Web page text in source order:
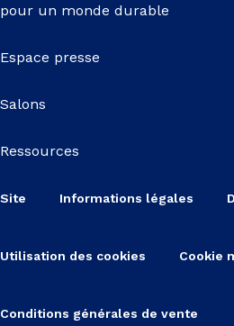
pour un monde durable
Espace presse
Salons
Ressources
Site Informations légales
Utilisation des cookies Cookie
Conditions générales de vente